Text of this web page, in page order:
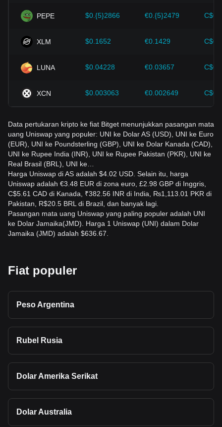
menyesuaikan strategi investasi mereka di pasar yang terus
berkembang.
PEPE $0.{5}2866 €0.{5}2479
XLM $0.1652 €0.1429
LUNA $0.04228 €0.03657
XCN $0.003063 €0.002649
Data pertukaran kripto ke fiat Bitget menunjukkan pasangan mata
uang Uniswap yang populer: UNI ke Dolar AS (USD), UNI ke Euro
(EUR), UNI ke Poundsterling (GBP), UNI ke Dolar Kanada (CAD),
UNI ke Rupee India (INR), UNI ke Rupee Pakistan (PKR), UNI ke
Real Brasil (BRL), UNI ke…
Harga Uniswap di AS adalah $4.02 USD. Selain itu, harga
Uniswap adalah €3.48 EUR di zona euro, £2.98 GBP di Inggris,
C$5.61 CAD di Kanada, ₹382.56 INR di India, ₨1,113.01 PKR di
Pakistan, R$20.5 BRL di Brazil, dan banyak lagi.
Pasangan mata uang Uniswap yang paling populer adalah UNI
ke Dolar Jamaika(JMD). Harga 1 Uniswap (UNI) dalam Dolar
Jamaika (JMD) adalah $636.67.
Fiat populer
Peso Argentina
Rubel Rusia
Dolar Amerika Serikat
Dolar Australia